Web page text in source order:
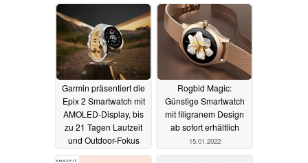
Bedienung
14.10.2023
Garmin präsentiert die
Epix 2 Smartwatch mit
AMOLED-Display, bis
zu 21 Tagen Laufzeit
und Outdoor-Fokus
18.01.2022
Rogbid Magic:
Günstige Smartwatch
mit filigranem Design
ab sofort erhältlich
15.01.2022